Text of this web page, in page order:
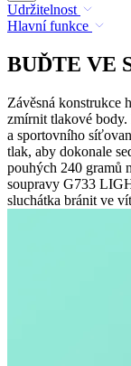
Udržitelnost
Hlavní funkce
BUĎTE VE
Závěsná konstrukce
zmírnit tlakové
a sportovního
tlak, aby dokonale
pouhých 240 gramů
soupravy G733
sluchátka bránit ve